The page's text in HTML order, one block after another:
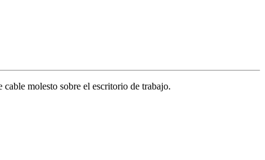
molesto sobre el escritorio de trabajo.